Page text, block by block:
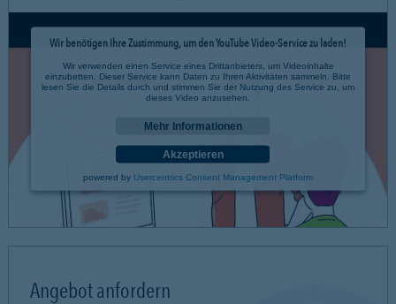
Wir benötigen Ihre Zustimmung, um den YouTube Video-Service zu laden!
Wir verwenden einen Service eines Drittanbieters, um Videoinhalte
einzubetten. Dieser Service kann Daten zu Ihren Aktivitäten sammeln. Bitte
lesen Sie die Details durch und stimmen Sie der Nutzung des Service zu, um
dieses Video anzusehen.
Mehr Informationen
Akzeptieren
powered by Usercentrics Consent Management Platform
Angebot anfordern